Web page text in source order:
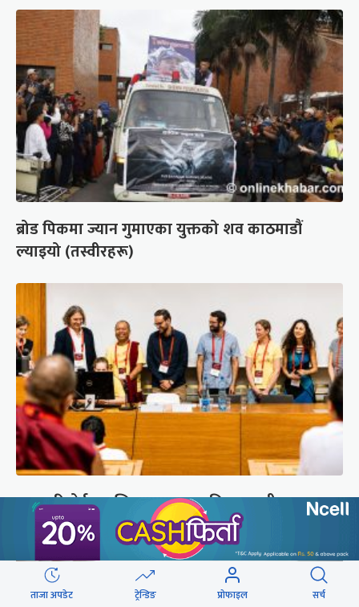
ब्रोड पिकमा ज्यान गुमाएका युक्तको शव काठमाडौं
ल्याइयो (तस्वीरहरू)
सुरक्षा रिपोर्ट : प्राज्ञिक आवरणमा तिब्बत पक्षीय भाष्य
निर्माणको योजना
ताजा अपडेट ट्रेन्डिङ प्रोफाइल सर्च